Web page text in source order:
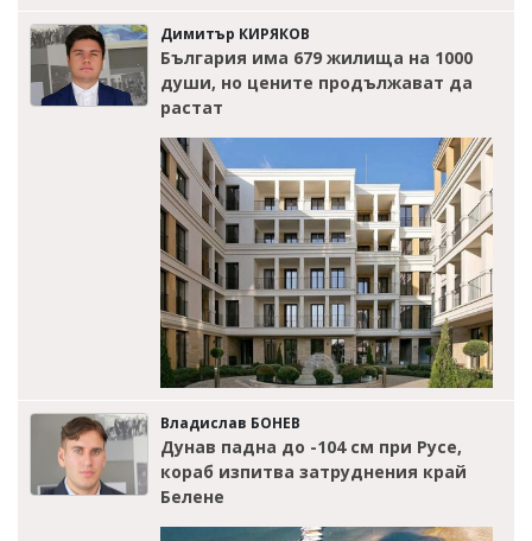
Димитър КИРЯКОВ
България има 679 жилища на 1000
души, но цените продължават да
растат
Владислав БОНЕВ
Дунав падна до -104 см при Русе,
кораб изпитва затруднения край
Белене